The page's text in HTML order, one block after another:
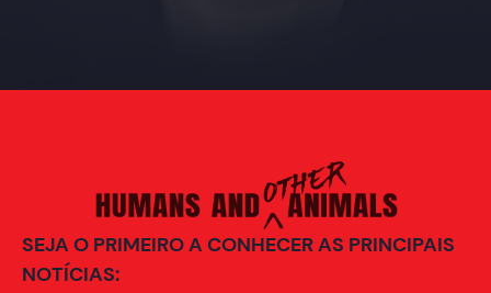
SEJA O PRIMEIRO A CONHECER AS PRINCIPAIS
NOTÍCIAS: